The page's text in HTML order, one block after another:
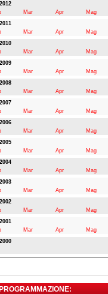
Mar Apr Mag
Mar Apr Mag
Mar Apr Mag
Mar Apr Mag
Mar Apr Mag
Mar Apr Mag
Mar Apr Mag
Mar Apr Mag
Mar Apr Mag
Mar Apr Mag
Mar Apr Mag
Mar Apr Mag
PROGRAMMAZIONE: